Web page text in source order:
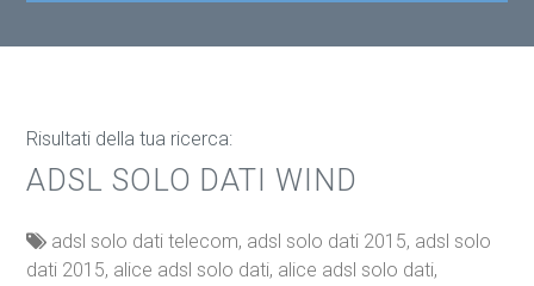
Risultati della tua ricerca:
ADSL SOLO DATI WIND
adsl solo dati telecom, adsl solo dati 2015, adsl solo
dati 2015, alice adsl solo dati, alice adsl solo dati,